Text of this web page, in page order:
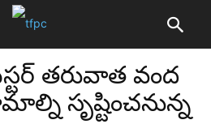
తరువాత వంద
సృష్టించనున్న